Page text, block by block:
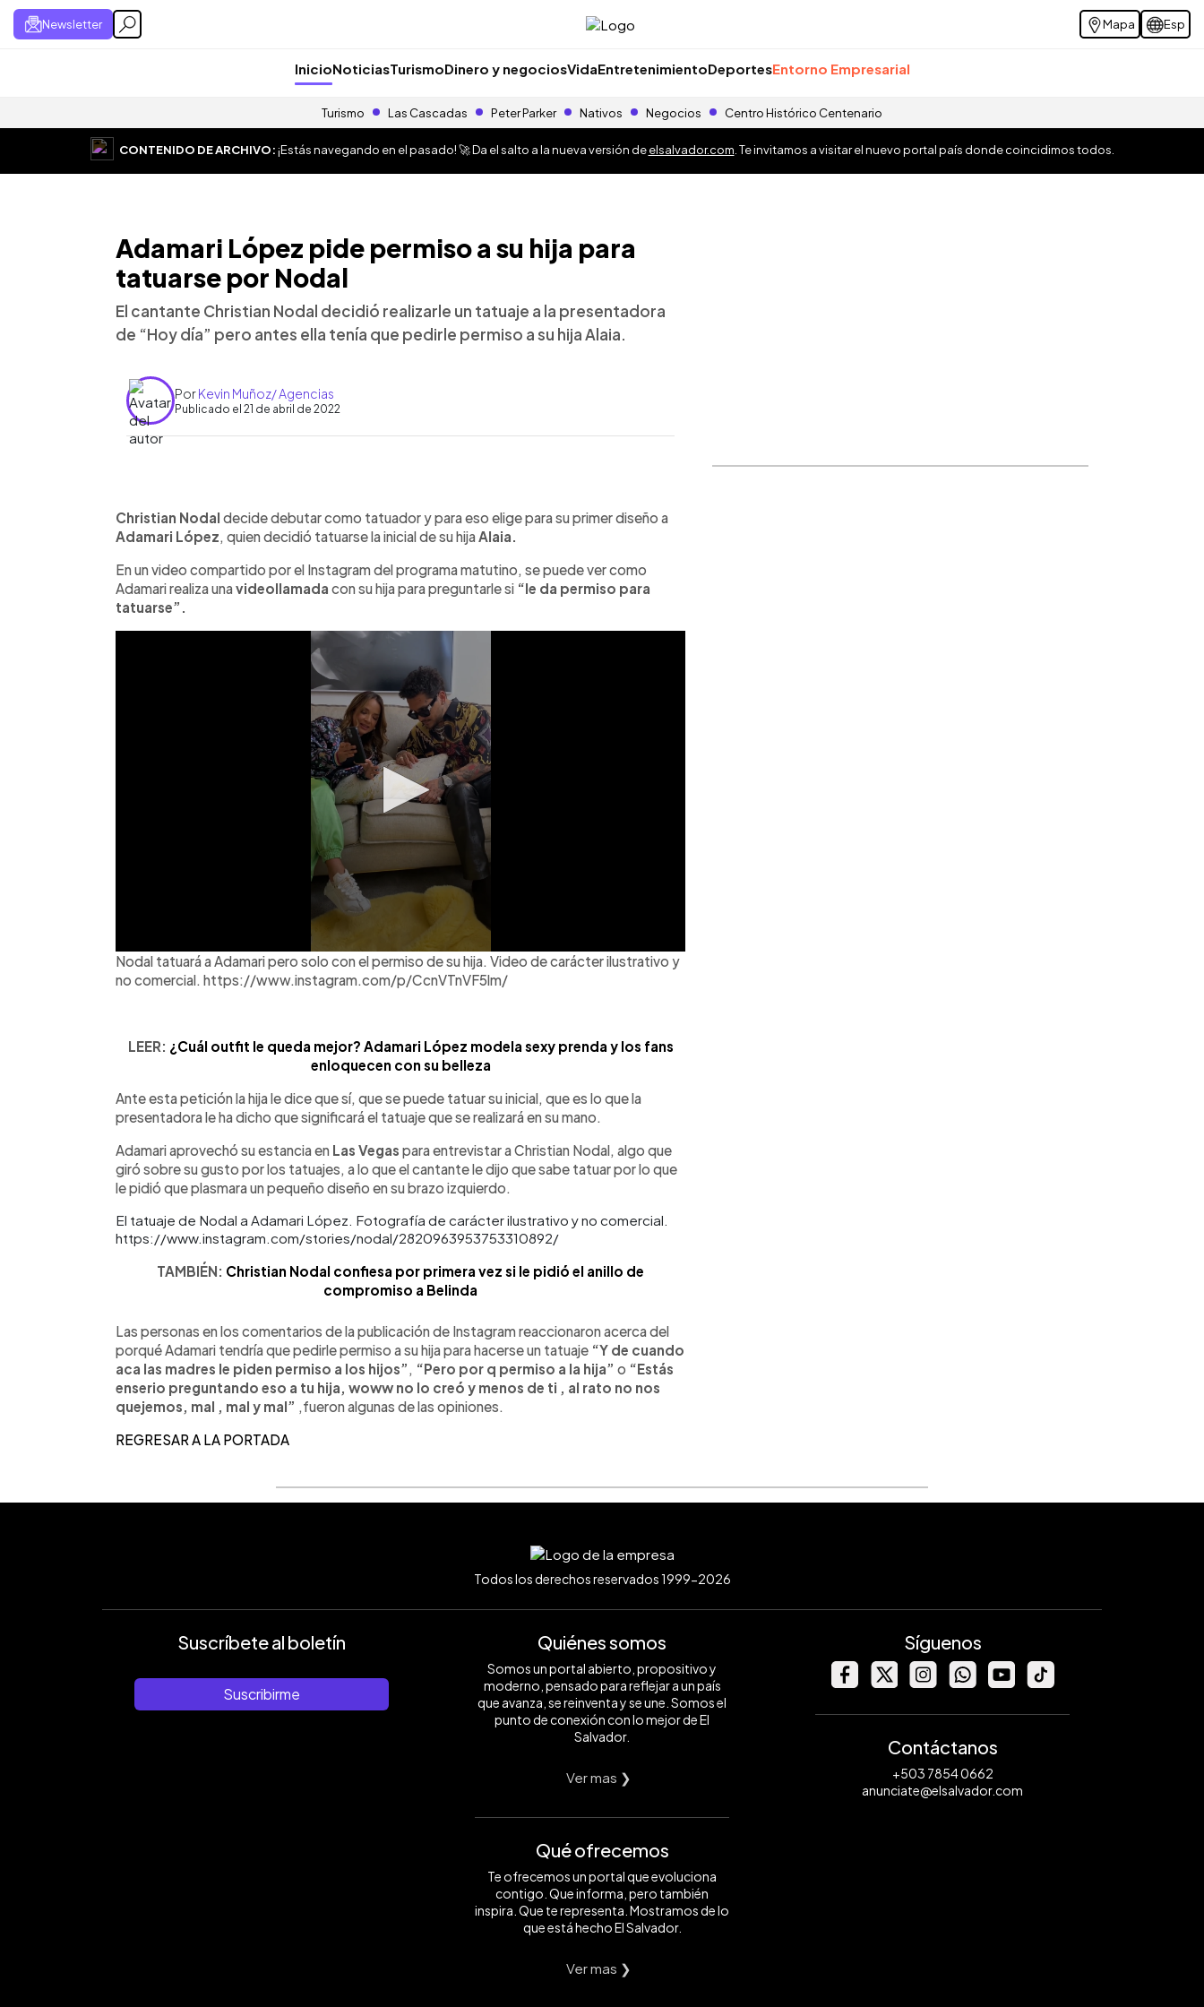
Newsletter Mapa Esp
InicioNoticiasTurismoDinero y negociosVidaEntretenimientoDeportesEntorno Empresarial
Turismo Las Cascadas Peter Parker Nativos Negocios Centro Histórico Centenario
CONTENIDO DE ARCHIVO:¡Estás navegando en el pasado! 🚀 Da el salto a la nueva versión deelsalvador.com . Te invitamos a visitar el nuevo portal país donde coincidimos todos.
Adamari López pide permiso a su hija para
tatuarse por Nodal
El cantante Christian Nodal decidió realizarle un tatuaje a la presentadora
de “Hoy día” pero antes ella tenía que pedirle permiso a su hija Alaia.
PorKevin Muñoz/ Agencias
Publicado el 21 de abril de 2022
► Escuchar artículo
Christian Nodal decide debutar como tatuador y para eso elige para su primer diseño a
Adamari López, quien decidió tatuarse la inicial de su hijaAlaia.
En un video compartido por el Instagram del programa matutino, se puede ver como
Adamari realiza unavideollamada con su hija para preguntarle si “le da permiso para
tatuarse”.
Nodal tatuará a Adamari pero solo con el permiso de su hija. Video de carácter ilustrativo y
no comercial. https://www.instagram.com/p/CcnVTnVF5lm/
LEER: ¿Cuál outfit le queda mejor? Adamari López modela sexy prenda y los fans
enloquecen con su belleza
Ante esta petición la hija le dice que sí, que se puede tatuar su inicial, que es lo que la
presentadora le ha dicho que significará el tatuaje que se realizará en su mano.
Adamari aprovechó su estancia en Las Vegas para entrevistar a Christian Nodal, algo que
giró sobre su gusto por los tatuajes, a lo que el cantante le dijo que sabe tatuar por lo que
le pidió que plasmara un pequeño diseño en su brazo izquierdo.
El tatuaje de Nodal a Adamari López. Fotografía de carácter ilustrativo y no comercial.
https://www.instagram.com/stories/nodal/2820963953753310892/
TAMBIÉN: Christian Nodal confiesa por primera vez si le pidió el anillo de
compromiso a Belinda
Las personas en los comentarios de la publicación de Instagram reaccionaron acerca del
porqué Adamari tendría que pedirle permiso a su hija para hacerse un tatuaje “Y de cuando
aca las madres le piden permiso a los hijos”
“Pero por q permiso a la hija” o “Estás
enserio preguntando eso a tu hija, woww no lo creó y menos de ti , al rato no nos
quejemos, mal , mal y mal” ,fueron algunas de las opiniones.
REGRESAR A LA PORTADA
Todos los derechos reservados 1999-2026
Suscríbete al boletín
Suscribirme
Quiénes somos
Somos un portal abierto, propositivo y
moderno, pensado para reflejar a un país
que avanza, se reinventa y se une. Somos el
punto de conexión con lo mejor de El
Salvador.
Ver mas ❯
Qué ofrecemos
Te ofrecemos un portal que evoluciona
contigo. Que informa, pero también
inspira. Que te representa. Mostramos de lo
que está hecho El Salvador.
Ver mas ❯
Síguenos
Contáctanos
+503 7854 0662
anunciate@elsalvador.com